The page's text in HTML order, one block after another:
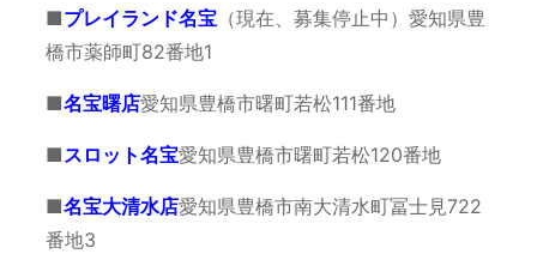
■プレイランド名宝（現在、募集停止中） 愛知県豊
橋市薬師町82番地1
■名宝曙店愛知県豊橋市曙町若松111番地
■ スロット名宝愛知県豊橋市曙町若松120番地
■名宝大清水店愛知県豊橋市南大清水町冨士見722
番地3